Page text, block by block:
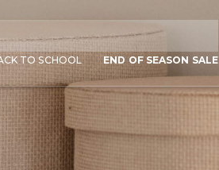
TO SCHOOL END OF SEASON SALE